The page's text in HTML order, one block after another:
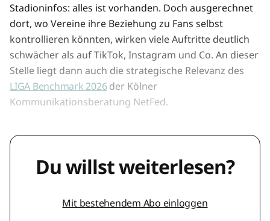
Stadioninfos: alles ist vorhanden. Doch ausgerechnet
dort, wo Vereine ihre Beziehung zu Fans selbst
kontrollieren könnten, wirken viele Auftritte deutlich
schwächer als auf TikTok, Instagram und Co. An dieser
Stelle liegt dann auch die strategische Relevanz des
LIGA Benchmark 2026der Kölner
Kommunikationsberatung NetFed.
Du willst weiterlesen?
Mit bestehendem Abo einloggen